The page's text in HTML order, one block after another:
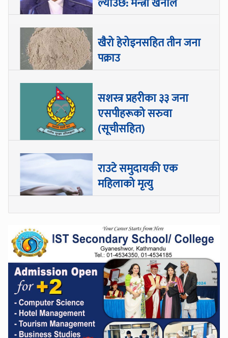
खैरो हेरोइनसहित तीन जना
पक्राउ
सशस्त्र प्रहरीका ३३ जना
एसपीहरूको सरुवा
(सूचीसहित)
राउटे समुदायकी एक
महिलाको मृत्यु